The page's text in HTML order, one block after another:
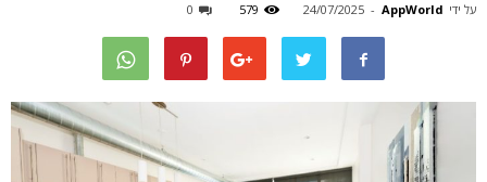
על ידי AppWorld
-
24/07/2025
579
0